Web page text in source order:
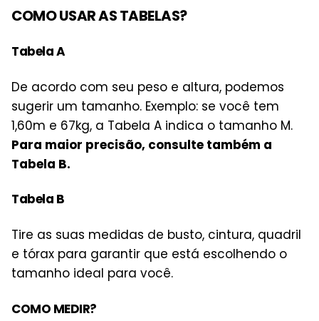
COMO USAR AS TABELAS?
Tabela A
De acordo com seu peso e altura, podemos
sugerir um tamanho. Exemplo: se você tem
1,60m e 67kg, a Tabela A indica o tamanho M.
Para maior precisão, consulte também a
Tabela B.
Tabela B
Tire as suas medidas de busto, cintura, quadril
e tórax para garantir que está escolhendo o
tamanho ideal para você.
COMO MEDIR?